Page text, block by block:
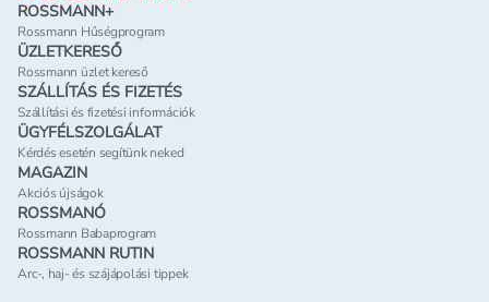
ROSSMANN+
Rossmann Hűségprogram
ÜZLETKERESŐ
Rossmann üzlet kereső
SZÁLLÍTÁS ÉS FIZETÉS
Szállítási és fizetési információk
ÜGYFÉLSZOLGÁLAT
Kérdés esetén segítünk neked
MAGAZIN
Akciós újságok
ROSSMANÓ
Rossmann Babaprogram
ROSSMANN RUTIN
Arc-, haj- és szájápolási tippek